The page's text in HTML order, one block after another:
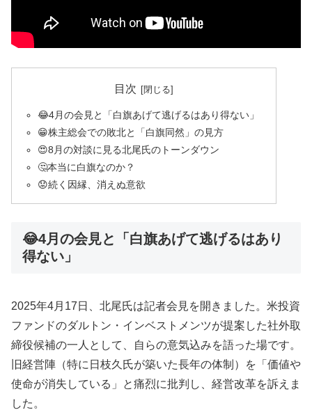
目次
😂4月の会見と「白旗あげて逃げるはあり得ない」
😁株主総会での敗北と「白旗同然」の見方
😍8月の対談に見る北尾氏のトーンダウン
🤔本当に白旗なのか？
😟続く因縁、消えぬ意欲
😂4月の会見と「白旗あげて逃げるはあり
得ない」
2025年4月17日、北尾氏は記者会見を開きました。米投資
ファンドのダルトン・インベストメンツが提案した社外取
締役候補の一人として、自らの意気込みを語った場です。
旧経営陣（特に日枝久氏が築いた長年の体制）を「価値や
使命が消失している」と痛烈に批判し、経営改革を訴えま
した。